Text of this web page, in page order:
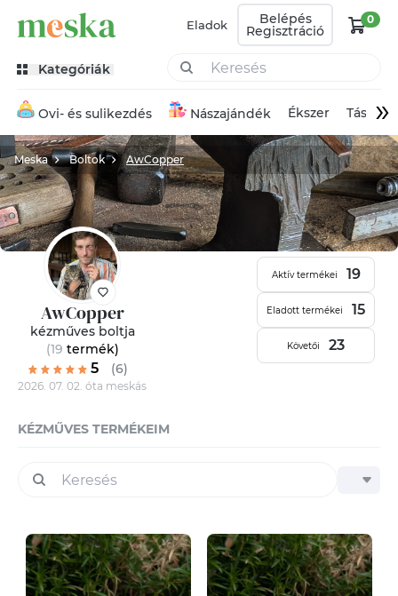
Eladok Belépés
Regisztráció
0
Kategóriák
Ovi- és sulikezdés Nászajándék Ékszer Táska»
Meska Boltok AwCopper
AwCopper
kézműves boltja
(19 termék)
5 (6)
2026. 07. 02. óta meskás
Aktív termékei 19
Eladott termékei 15
Követői 23
KÉZMŰVES TERMÉKEIM